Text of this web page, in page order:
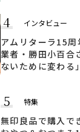
4 インタビュー
アムリターラ15
業者・勝田小百合
ないために変わる
5 特集
無印良品で購入で